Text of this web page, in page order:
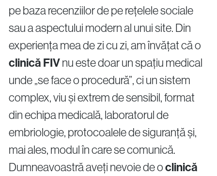
Proceduri Chirurgicale de Fertilitate
Laparoscopie
Îndepărtarea Fibromului Uterin
Îndepărtarea Chisturilor Ovariene
Repermeabilizarea Trompelor Uterine
Tratamentul Endometriozei
Întrebări?
Sună-ne
pe baza recenziilor de pe rețelele sociale
sau a aspectului modern al unui site. Din
experiența mea de zi cu zi, am învățat că o
clinică FIVnu este doar un spațiu medical
unde „se face o procedură”, ci un sistem
complex, viu și extrem de sensibil, format
din echipa medicală, laboratorul de
embriologie, protocoalele de siguranță și,
mai ales, modul în care se comunică.
Dumneavoastră aveți nevoie de oclinică